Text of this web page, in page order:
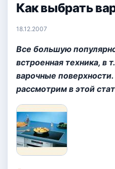
Как выбрать
18.12.2007
Все большую
встроенная техника, в
варочные
рассмотрим в этой